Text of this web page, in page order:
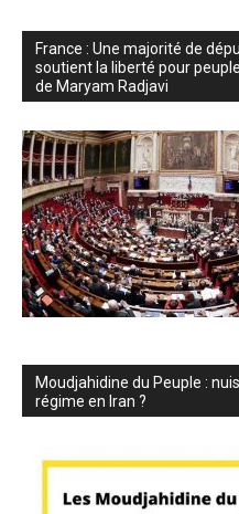
France : Une majorité de
soutient la liberté pour
de Maryam Radjavi
Moudjahidine du Peuple :
régime en Iran ?